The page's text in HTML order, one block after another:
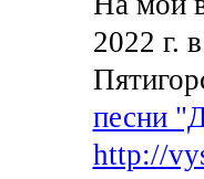
2022 г.
песни
http://